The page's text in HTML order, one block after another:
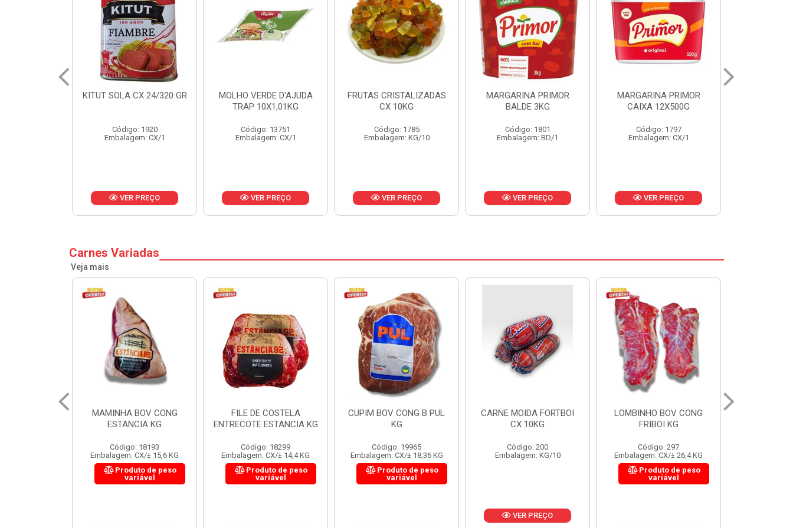
MOLHO VERDE D'AJUDA
Código: 13751
Embalagem: CX/1
VER PREÇO
FRUTAS CRISTALIZADAS
CX 10KG
Código: 1785
Embalagem: KG/10
VER PREÇO
MARGARINA PRIMOR
BALDE 3KG
Código: 1801
Embalagem: BD/1
VER PREÇO
MARGARINA PRIMOR
CAIXA 12X500G
Código: 1797
Embalagem: CX/1
VER PREÇO
MARGARINA PRIMOR CX
24X250G
Código: 1921
Embalagem: CX/1
VER PREÇO
Carnes Variadas
Veja mais
FILE DE COSTELA
ENTRECOTE ESTANCIA KG
Código: 18299
Embalagem: CX/± 14,4 KG
Produto de peso
variável
CUPIM BOV CONG B PUL
KG
Código: 19965
Embalagem: CX/± 18,36 KG
Produto de peso
variável
CARNE MOIDA FORTBOI
CX 10KG
Código: 200
Embalagem: KG/10
LOMBINHO BOV CONG
FRIBOI KG
Código: 297
Embalagem: CX/± 26,4 KG
FIGADO BOV CONG FRIBOI
KG
Código: 222
Embalagem: CX/± 30,12 KG
Produto de peso
variável